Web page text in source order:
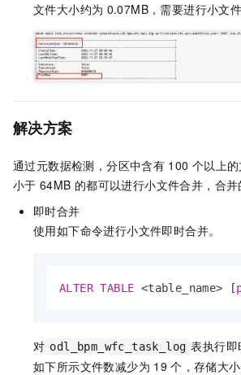
文件大小约为 0.07MB，需要进行小文件
解决方案
通过元数据检测，分区中含有 100 个以上
小于 64MB 的都可以进行小文件合并，合并
即时合并
使用如下命令进行小文件即时合并。
ALTER TABLE <table_name> [
对 odl_bpm_wfc_task_log 表执行
如下所示文件数减少为 19 个，存储大